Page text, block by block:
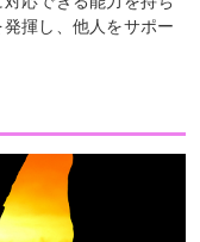
揮し、他人をサポー